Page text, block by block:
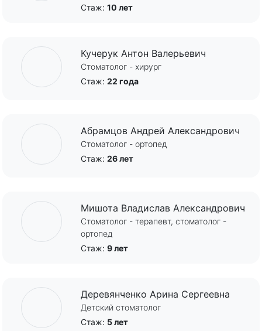
Стаж: 10 лет
Кучерук Антон Валерьевич
Стоматолог - хирург
Стаж: 22 года
Абрамцов Андрей Александрович
Стоматолог - ортопед
Стаж: 26 лет
Мишота Владислав Александрович
Стоматолог - терапевт, стоматолог -
ортопед
Стаж: 9 лет
Деревянченко Арина Сергеевна
Детский стоматолог
Стаж: 5 лет